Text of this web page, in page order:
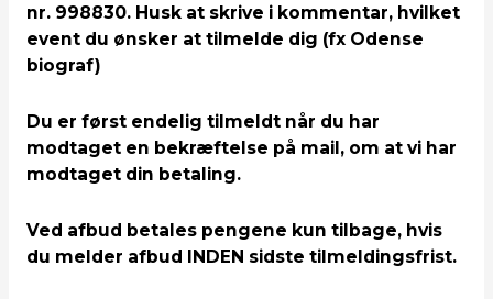
nr. 998830. Husk at skrive i kommentar, hvilket
event du ønsker at tilmelde dig (fx Odense
biograf)
Du er først endelig tilmeldt når du har
modtaget en bekræftelse på mail, om at vi har
modtaget din betaling.
Ved afbud betales pengene kun tilbage, hvis
du melder afbud INDEN sidste tilmeldingsfrist.